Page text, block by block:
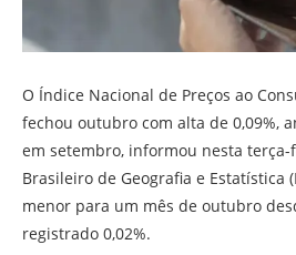
O Índice Nacional de Preços ao
fechou outubro com alta de 0,09%,
em setembro, informou nesta
Brasileiro de Geografia e Estatística
menor para um mês de outubro
registrado 0,02%.